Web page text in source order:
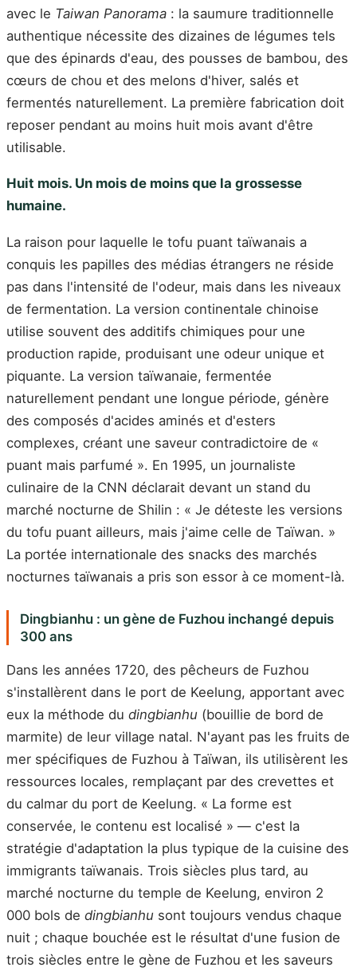
avec le Taiwan Panorama : la saumure traditionnelle
authentique nécessite des dizaines de légumes tels
que des épinards d'eau, des pousses de bambou, des
cœurs de chou et des melons d'hiver, salés et
fermentés naturellement. La première fabrication doit
reposer pendant au moins huit mois avant d'être
utilisable.
Huit mois. Un mois de moins que la grossesse
humaine.
La raison pour laquelle le tofu puant taïwanais a
conquis les papilles des médias étrangers ne réside
pas dans l'intensité de l'odeur, mais dans les niveaux
de fermentation. La version continentale chinoise
utilise souvent des additifs chimiques pour une
production rapide, produisant une odeur unique et
piquante. La version taïwanaie, fermentée
naturellement pendant une longue période, génère
des composés d'acides aminés et d'esters
complexes, créant une saveur contradictoire de «
puant mais parfumé ». En 1995, un journaliste
culinaire de la CNN déclarait devant un stand du
marché nocturne de Shilin : « Je déteste les versions
du tofu puant ailleurs, mais j'aime celle de Taïwan. »
La portée internationale des snacks des marchés
nocturnes taïwanais a pris son essor à ce moment-là.
Dingbianhu : un gène de Fuzhou inchangé depuis
300 ans
Dans les années 1720, des pêcheurs de Fuzhou
s'installèrent dans le port de Keelung, apportant avec
eux la méthode du dingbianhu (bouillie de bord de
marmite) de leur village natal. N'ayant pas les fruits de
mer spécifiques de Fuzhou à Taïwan, ils utilisèrent les
ressources locales, remplaçant par des crevettes et
du calmar du port de Keelung. « La forme est
conservée, le contenu est localisé » — c'est la
stratégie d'adaptation la plus typique de la cuisine des
immigrants taïwanais. Trois siècles plus tard, au
marché nocturne du temple de Keelung, environ 2
000 bols de dingbianhu sont toujours vendus chaque
nuit ; chaque bouchée est le résultat d'une fusion de
trois siècles entre le gène de Fuzhou et les saveurs